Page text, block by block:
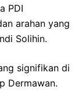
PDI
arahan yang
Solihin.
signifikan di
Dermawan.